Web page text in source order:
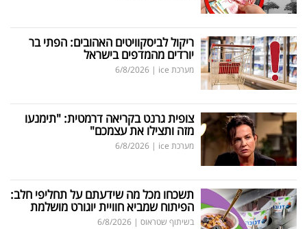
ריקול לביסקוויטים האהובים: הפתי בר
יורדים מהמדפים בישראל
מערכת ice |
6/8/2026
צופית גרנט בקריאה דרמטית: "תימנעו
מזה ותצילו את עצמכם"
מערכת ice |
6/8/2026
תשכחו מכל מה שידעתם על תחליפי חלב:
הפיתוח שמביא חוויית יוגורט מושלמת
בשיתוף שטראוס |
6/8/2026